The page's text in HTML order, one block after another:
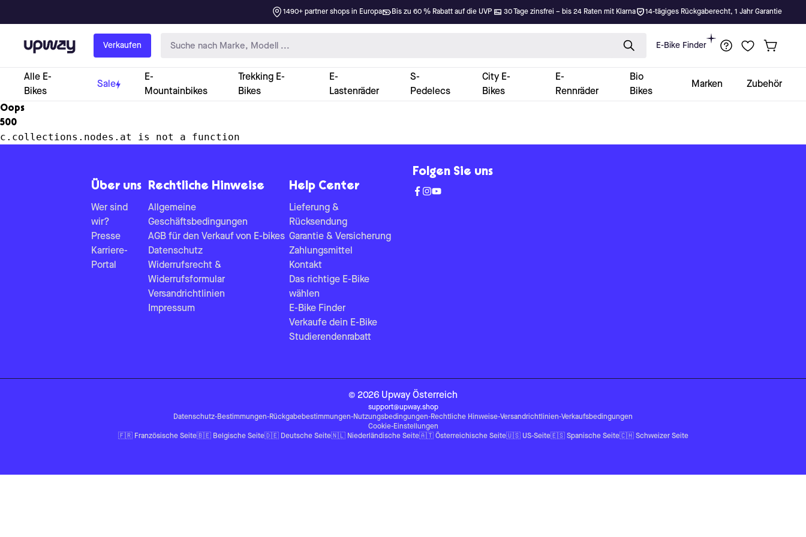
1490+ partner shops in Europa Bis zu 60 % Rabatt auf die UVP 30 Tage zinsfrei – bis 24 Raten mit Klarna 14-tägiges Rückgaberecht, 1 Jahr Garantie
Upway Verkaufen E-Bike Finder
Alle E-
Bikes
Sale
E-
Mountainbikes
Trekking E-
Bikes
E-
Lastenräder
S-
Pedelecs
City E-
Bikes
E-
Rennräder
Bio
Bikes
Marken Zubehör
Oops
500
c.collections.nodes.at is not a function
Über uns
Wer sind
wir?
Presse
Karriere-
Portal
Rechtliche Hinweise
Allgemeine
Geschäftsbedingungen
AGB für den Verkauf von E-bikes
Datenschutz
Widerrufsrecht &
Widerrufsformular
Versandrichtlinien
Impressum
Help Center
Lieferung &
Rücksendung
Garantie & Versicherung
Zahlungsmittel
Kontakt
Das richtige E-Bike
wählen
E-Bike Finder
Verkaufe dein E-Bike
Studierendenrabatt
Folgen Sie uns
© 2026 Upway Österreich
support@upway.shop
Datenschutz-Bestimmungen-Rückgabebestimmungen-Nutzungsbedingungen-Rechtliche Hinweise-Versandrichtlinien-Verkaufsbedingungen
Cookie-Einstellungen
🇫🇷 Französische Seite🇧🇪 Belgische Seite🇩🇪 Deutsche Seite🇳🇱 Niederländische Seite🇦🇹 Österreichische Seite🇺🇸 US-Seite🇪🇸 Spanische Seite🇨🇭 Schweizer Seite